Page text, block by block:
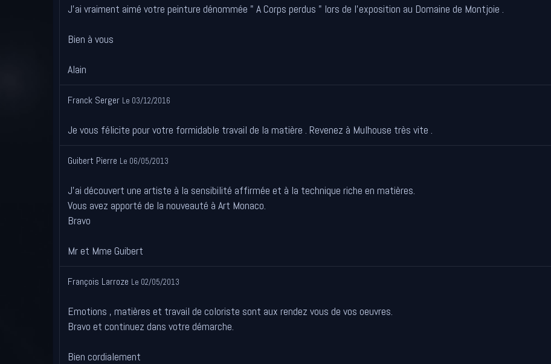
J'ai vraiment aimé votre peinture dénommée " A Corps perdus " lors de l'exposition au Domaine de Montjoie .
Bien à vous
Alain
Franck Serger Le 03/12/2016
Je vous félicite pour votre formidable travail de la matière . Revenez à Mulhouse très vite .
Guibert Pierre Le 06/05/2013
J'ai découvert une artiste à la sensibilité affirmée et à la technique riche en matières.
Vous avez apporté de la nouveauté à Art Monaco.
Bravo
Mr et Mme Guibert
François Larroze Le 02/05/2013
Emotions , matières et travail de coloriste sont aux rendez vous de vos oeuvres.
Bravo et continuez dans votre démarche.
Bien cordialement